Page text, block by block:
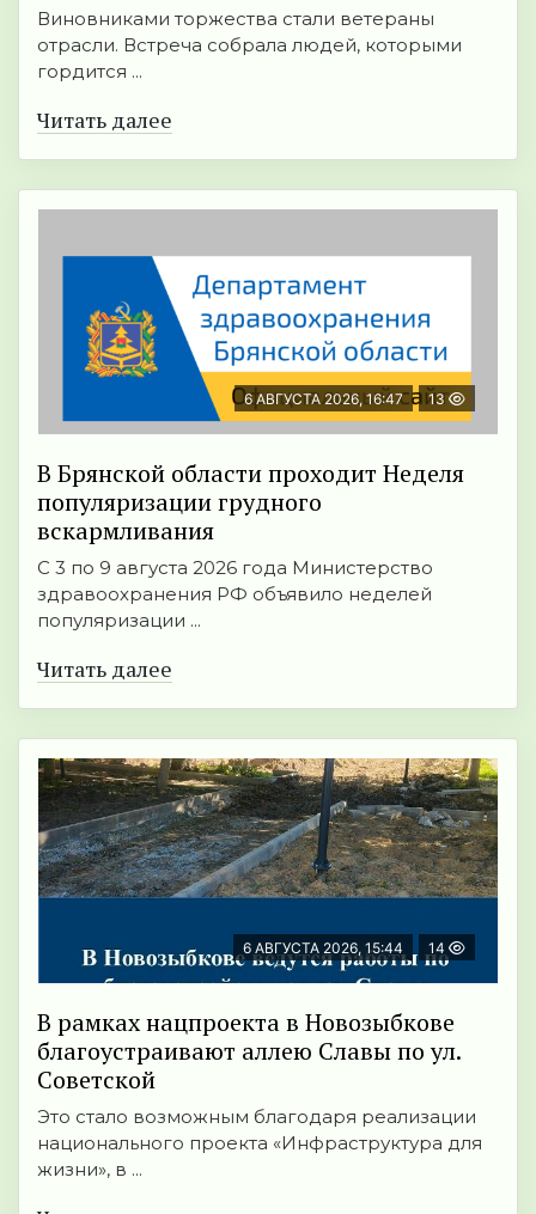
Виновниками торжества стали ветераны
отрасли. Встреча собрала людей, которыми
гордится ...
Читать далее
6 АВГУСТА 2026, 16:47 13
В Брянской области проходит Неделя
популяризации грудного
вскармливания
С 3 по 9 августа 2026 года Министерство
здравоохранения РФ объявило неделей
популяризации ...
Читать далее
6 АВГУСТА 2026, 15:44 14
В рамках нацпроекта в Новозыбкове
благоустраивают аллею Славы по ул.
Советской
Это стало возможным благодаря реализации
национального проекта «Инфраструктура для
жизни», в ...